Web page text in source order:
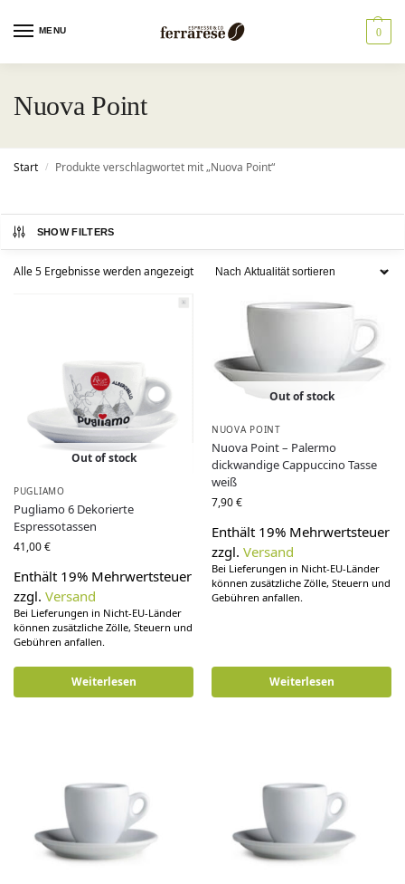
MENU 0
Nuova Point
Start / Produkte verschlagwortet mit „Nuova Point“
SHOW FILTERS
Alle 5 Ergebnisse werden angezeigt
Out of stock
PUGLIAMO
Pugliamo 6 Dekorierte
Espressotassen
41,00€
Enthält 19% Mehrwertsteuer
zzgl. Versand
Bei Lieferungen in Nicht-EU-Länder
können zusätzliche Zölle, Steuern und
Gebühren anfallen.
Weiterlesen
Out of stock
NUOVA POINT
Nuova Point – Palermo
dickwandige Cappuccino Tasse
weiß
7,90€
Enthält 19% Mehrwertsteuer
zzgl. Versand
Bei Lieferungen in Nicht-EU-Länder
können zusätzliche Zölle, Steuern und
Gebühren anfallen.
Weiterlesen